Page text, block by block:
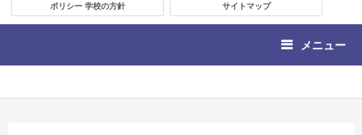
ポリシー 学校の方針 サイトマップ
メニュー